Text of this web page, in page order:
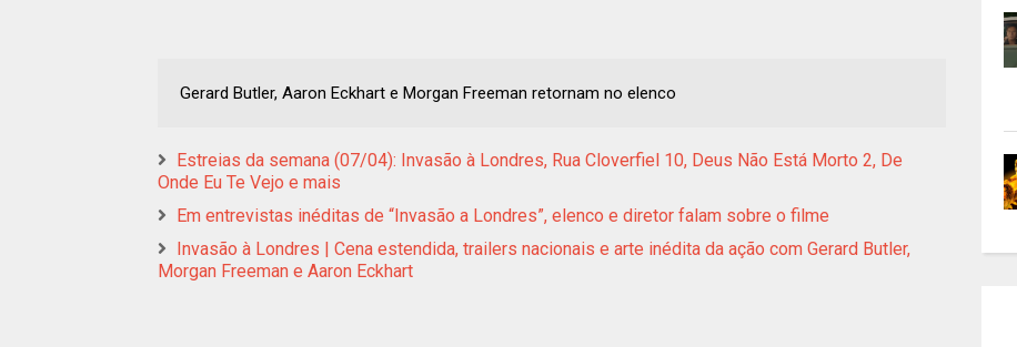
Gerard Butler, Aaron Eckhart e Morgan Freeman retornam no elenco
Estreias da semana (07/04): Invasão à Londres, Rua Cloverfiel 10, Deus Não Está Morto 2, De
Onde Eu Te Vejo e mais
Em entrevistas inéditas de “Invasão a Londres”, elenco e diretor falam sobre o filme
Invasão à Londres | Cena estendida, trailers nacionais e arte inédita da ação com Gerard Butler,
Morgan Freeman e Aaron Eckhart